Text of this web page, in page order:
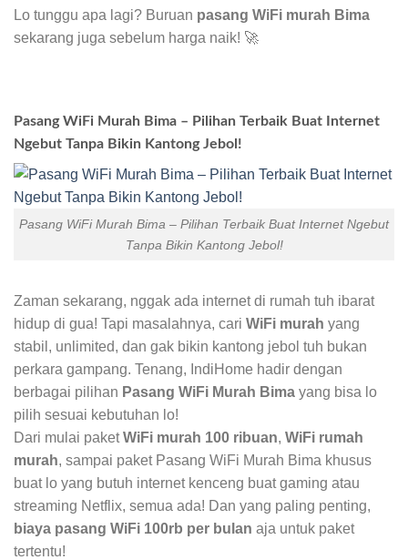
Lo tunggu apa lagi? Buruan pasang WiFi murah Bima
sekarang juga sebelum harga naik! 🚀
Pasang WiFi Murah Bima – Pilihan Terbaik Buat Internet
Ngebut Tanpa Bikin Kantong Jebol!
Pasang WiFi Murah Bima – Pilihan Terbaik Buat Internet Ngebut
Tanpa Bikin Kantong Jebol!
Zaman sekarang, nggak ada internet di rumah tuh ibarat
hidup di gua! Tapi masalahnya, cari WiFi murah yang
stabil, unlimited, dan gak bikin kantong jebol tuh bukan
perkara gampang. Tenang, IndiHome hadir dengan
berbagai pilihan Pasang WiFi Murah Bima yang bisa lo
pilih sesuai kebutuhan lo!
Dari mulai paketWiFi murah 100 ribuan, WiFi rumah
murah, sampai paket Pasang WiFi Murah Bima khusus
buat lo yang butuh internet kenceng buat gaming atau
streaming Netflix, semua ada! Dan yang paling penting,
biaya pasang WiFi 100rb per bulan aja untuk paket
tertentu!